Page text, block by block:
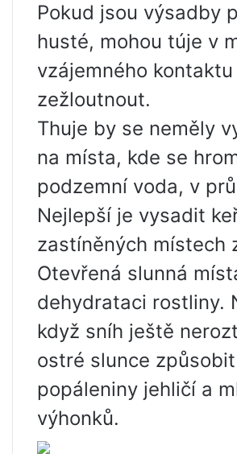
Pokud jsou výsadby
husté, mohou túje v
vzájemného kontaktu
zežloutnout.
Thuje by se neměly
na místa, kde se
podzemní voda, v
Nejlepší je vysadit
zastíněných místech
Otevřená slunná
dehydrataci rostliny.
když sníh ještě
ostré slunce způsobit
popáleniny jehličí a
výhonků.